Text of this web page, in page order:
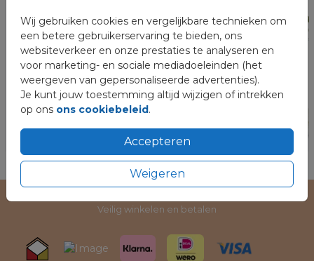
Wij gebruiken cookies en vergelijkbare technieken om
een betere gebruikerservaring te bieden, ons
websiteverkeer en onze prestaties te analyseren en
voor marketing- en sociale mediadoeleinden (het
weergeven van gepersonaliseerde advertenties).
Je kunt jouw toestemming altijd wijzigen of intrekken
op ons ons cookiebeleid.
Accepteren
Weigeren
Veilig winkelen en betalen